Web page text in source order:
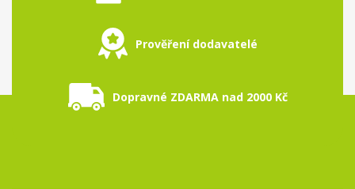
Prověření dodavatelé
Dopravné ZDARMA nad 2000 Kč